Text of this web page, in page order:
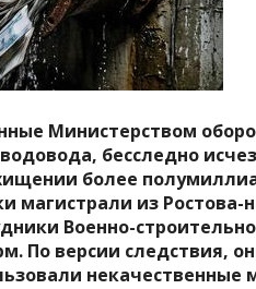
Министерством
бесследно
более
магистрали из Ростова-
Военно-
По версии следствия,
некачественные